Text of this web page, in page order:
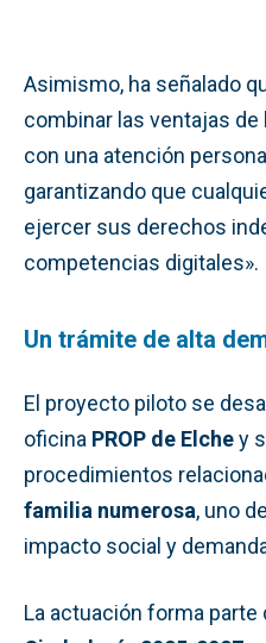
Asimismo, ha señalado
combinar las ventajas
con una atención
garantizando que
ejercer sus derechos
competencias digitales».
Un trámite de alta
El proyecto piloto se
oficina PROP de Elchey
procedimientos
familia numerosa, uno
impacto social y
La actuación forma parte